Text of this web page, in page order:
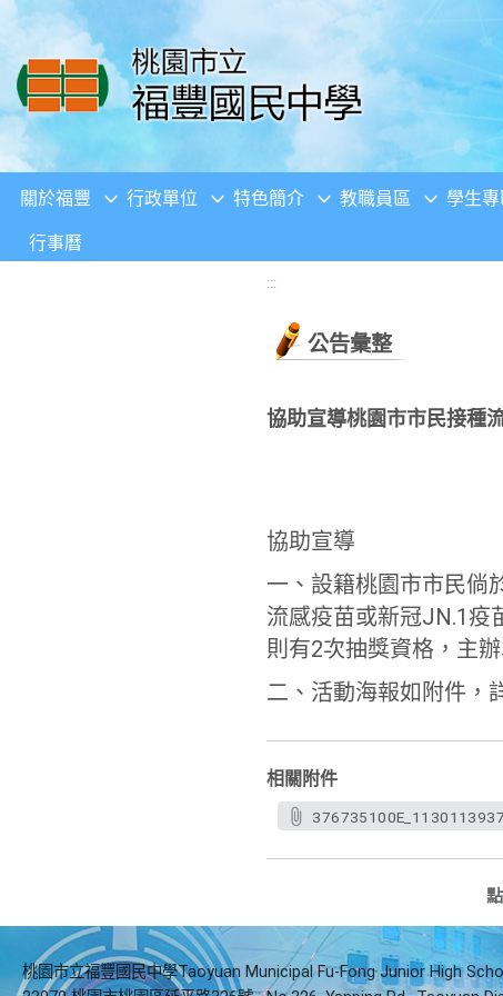
移至網頁之主要內容區位置
關於福豐 行政單位 特色簡介 教職員區 學生專
行事曆
:::
公告彙整
協助宣導桃園市市民接種
協助宣導
一、設籍桃園市市民倘
流感疫苗或新冠JN.1疫
則有2次抽獎資格，主
二、活動海報如附件，
相關附件
桃園市立福豐國民中學Taoyuan Municipal Fu-Fong Junior High